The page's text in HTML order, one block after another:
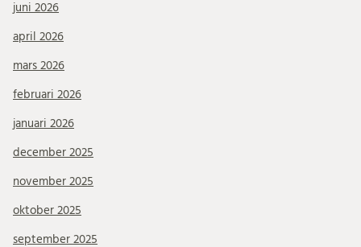
juni 2026
april 2026
mars 2026
februari 2026
januari 2026
december 2025
november 2025
oktober 2025
september 2025